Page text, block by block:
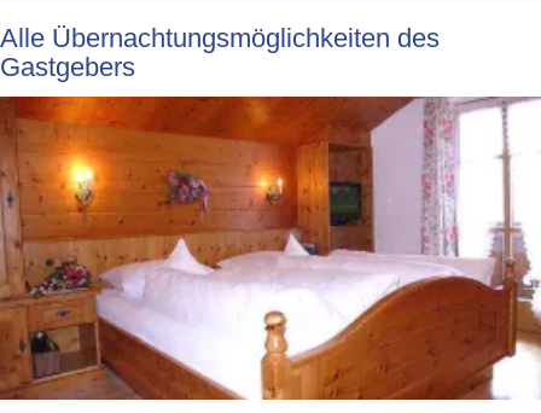
Alle Übernachtungsmöglichkeiten des
Gastgebers